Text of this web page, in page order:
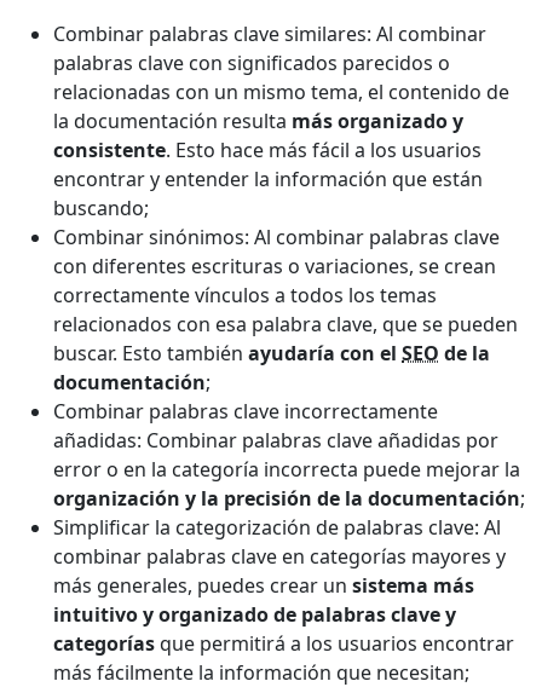
Combinar palabras clave similares: Al combinar
palabras clave con significados parecidos o
relacionadas con un mismo tema, el contenido de
la documentación resulta más organizado y
consistente. Esto hace más fácil a los usuarios
encontrar y entender la información que están
buscando;
Combinar sinónimos: Al combinar palabras clave
con diferentes escrituras o variaciones, se crean
correctamente vínculos a todos los temas
relacionados con esa palabra clave, que se pueden
buscar. Esto también ayudaría con el SEO de la
documentación;
Combinar palabras clave incorrectamente
añadidas: Combinar palabras clave añadidas por
error o en la categoría incorrecta puede mejorar la
organización y la precisión de la documentación;
Simplificar la categorización de palabras clave: Al
combinar palabras clave en categorías mayores y
más generales, puedes crear un sistema más
intuitivo y organizado de palabras clave y
categoríasque permitirá a los usuarios encontrar
más fácilmente la información que necesitan;